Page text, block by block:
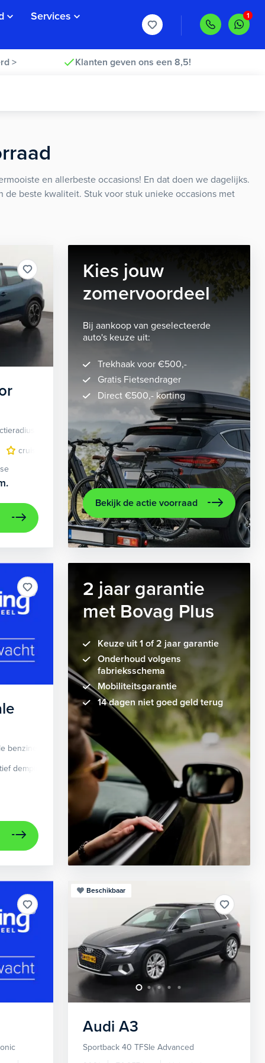
Services
> Klanten geven ons een 8,5!
en allerbeste occasions! En dat doen we dagelijks.
beste kwaliteit. Stuk voor stuk unieke occasions met
velgen 5-spaaks 18"
volledig digitaal
Elektrisch
cruise control adaptief LED koplampen
lichtmetalen
Kies jouw
zomervoordeel
Bij aankoop van geselecteerde
auto's keuze uit:
Trekhaak voor €500,-
Gratis Fietsendrager
Direct €500,- korting
Bekijk de actie voorraad
cruise control adaptief dodehoek detectie
elektrisch
benzine
Automaat
demping systeem Apple Carplay/Android Auto
audio
2 jaar garantie
met Bovag Plus
Keuze uit 1 of 2 jaar garantie
Onderhoud volgens
fabrieksschema
Mobiliteitsgarantie
14 dagen niet goed geld terug
Beschikbaar
Audi A3
Sportback 40 TFSIe Advanced